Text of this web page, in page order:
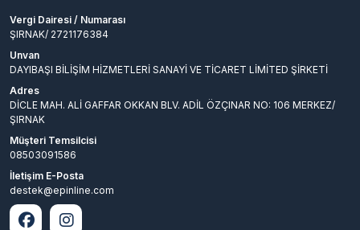
Vergi Dairesi / Numarası
ŞIRNAK/ 2721176384
Unvan
DAYIBAŞI BİLİŞİM HİZMETLERİ SANAYİ VE TİCARET LİMİTED ŞİRKETİ
Adres
DİCLE MAH. ALİ GAFFAR OKKAN BLV. ADİL ÖZÇINAR NO: 106 MERKEZ/
ŞIRNAK
Müşteri Temsilcisi
08503091586
İletişim E-Posta
destek@epinline.com